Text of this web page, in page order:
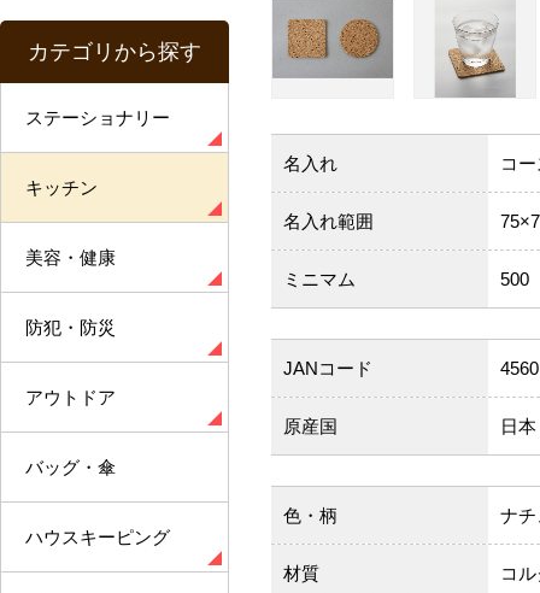
カテゴリから探す
ステーショナリー
キッチン
美容・健康
防犯・防災
アウトドア
バッグ・傘
ハウスキーピング
名入れ コ
名入れ範囲
ミニマム 500
JANコード
原産国 日本
色・柄 ナ
材質 コ